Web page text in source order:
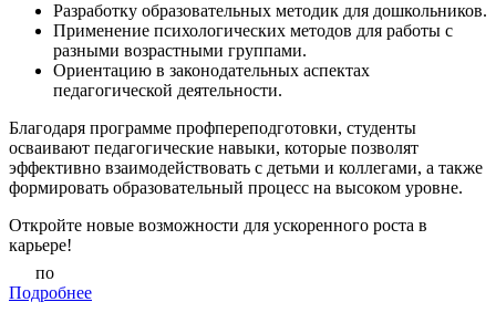
Разработку образовательных методик для дошкольников.
Применение психологических методов для работы с
разными возрастными группами.
Ориентацию в законодательных аспектах
педагогической деятельности.
Благодаря программе профпереподготовки, студенты
осваивают педагогические навыки, которые позволят
эффективно взаимодействовать с детьми и коллегами, а также
формировать образовательный процесс на высоком уровне.
Откройте новые возможности для ускоренного роста в
карьере!
по
Подробнее